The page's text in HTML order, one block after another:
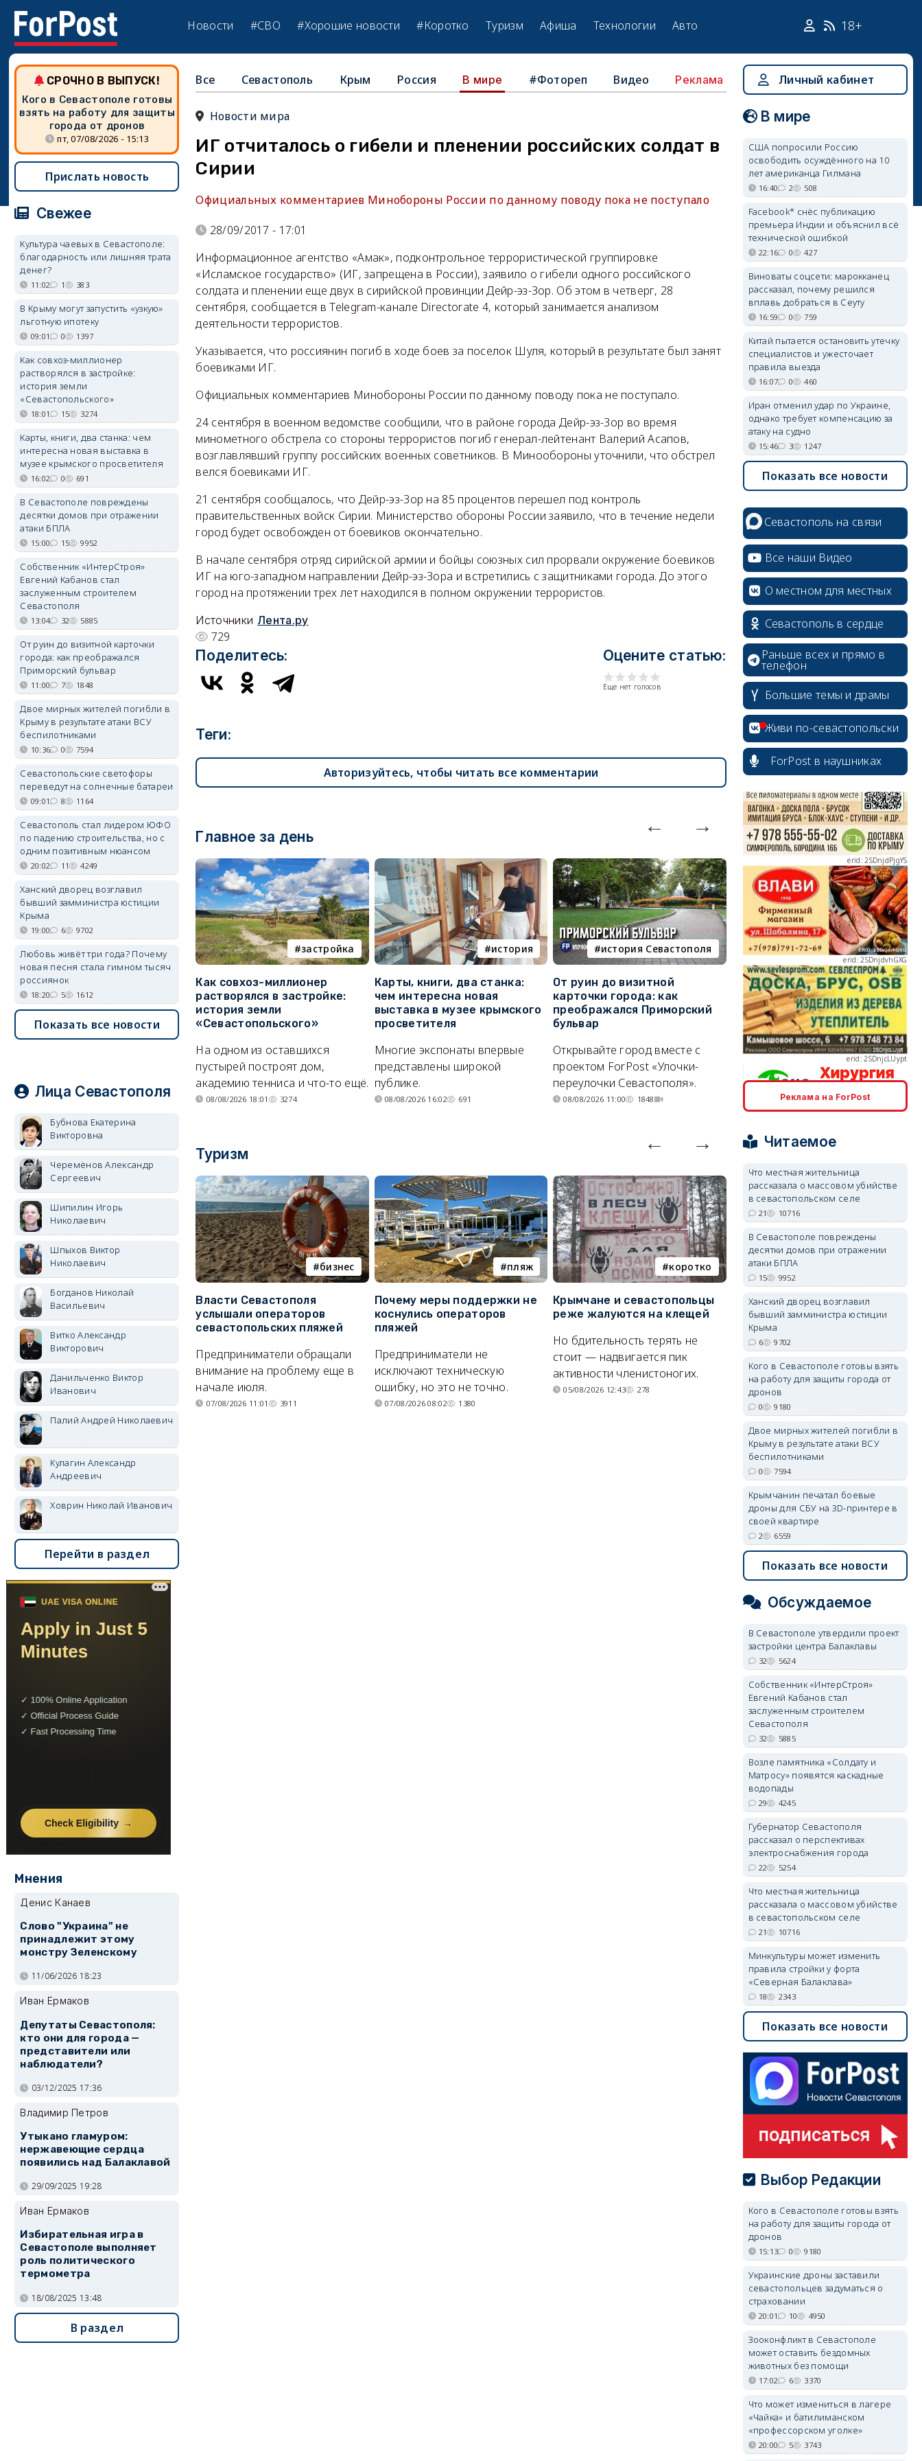
Новости #СВО #Хорошие новости #Коротко Туризм Афиша Технологии Авто 18+
Все Севастополь Крым Россия В мире #Фотореп Видео Реклама
Новости мира
ИГ отчиталось о гибели и пленении российских солдат в
Сирии
Официальных комментариев Минобороны России по данному поводу пока не поступало
28/09/2017 - 17:01
Информационное агентство «Амак», подконтрольное террористической группировке
«Исламское государство» (ИГ, запрещена в России), заявило о гибели одного российского
солдата и пленении еще двух в сирийской провинции Дейр-эз-Зор. Об этом в четверг, 28
сентября, сообщается в Telegram-канале Directorate 4, который занимается анализом
деятельности террористов.
Указывается, что россиянин погиб в ходе боев за поселок Шуля, который в результате был занят
боевиками ИГ.
Официальных комментариев Минобороны России по данному поводу пока не поступало.
24 сентября в военном ведомстве сообщили, что в районе города Дейр-эз-Зор во время
минометного обстрела со стороны террористов погиб генерал-лейтенант Валерий Асапов,
возглавлявший группу российских военных советников. В Минообороны уточнили, что обстрел
велся боевиками ИГ.
21 сентября сообщалось, что Дейр-эз-Зор на 85 процентов перешел под контроль
правительственных войск Сирии. Министерство обороны России заявило, что в течение недели
город будет освобожден от боевиков окончательно.
В начале сентября отряд сирийской армии и бойцы союзных сил прорвали окружение боевиков
ИГ на юго-западном направлении Дейр-эз-Зора и встретились с защитниками города. До этого
город на протяжении трех лет находился в полном окружении террористов.
Источники Лента.ру
729
Поделитесь: Оцените статью:
Еще нет голосов
Теги:
Авторизуйтесь, чтобы читать все комментарии
Главное за день
застройка
Как совхоз-миллионер
растворялся в застройке:
история земли
«Севастопольского»
На одном из оставшихся
пустырей построят дом,
академию тенниса и что-то ещё.
08/08/2026 18:01 3274
история
Карты, книги, два станка:
чем интересна новая
выставка в музее крымского
просветителя
Многие экспонаты впервые
представлены широкой
публике.
08/08/2026 16:02 691
история Севастополя
От руин до визитной
карточки города: как
преображался Приморский
бульвар
Открывайте город вместе с
проектом ForPost «Улочки-
переулочки Севастополя».
08/08/2026 11:00 1848
недвижимость
Севастополь стал лидером
ЮФО по падению
строительства, но с одним
позитивным нюансом
Кризис ударил по регионам
совершенно по-разному.
07/08/2026 20:02 4249
Туризм
бизнес
Власти Севастополя
услышали операторов
севастопольских пляжей
Предприниматели обращали
внимание на проблему еще в
начале июля.
07/08/2026 11:01 3911
пляж
Почему меры поддержки не
коснулись операторов
пляжей
Предприниматели не
исключают техническую
ошибку, но это не точно.
07/08/2026 08:02 1380
коротко
Крымчане и севастопольцы
реже жалуются на клещей
Но бдительность терять не
стоит — надвигается пик
активности членистоногих.
05/08/2026 12:43 278
В Севастополе утвердили
проект застройки центра
Балаклавы
Там появится туристический
квартал с отелями и
парковками.
05/08/2026 08:01
СРОЧНО В ВЫПУСК!
Кого в Севастополе готовы
взять на работу для защиты
города от дронов
пт, 07/08/2026 - 15:13
Прислать новость
Свежее
Культура чаевых в Севастополе:
благодарность или лишняя трата
денег?
11:02 1 383
В Крыму могут запустить «узкую»
льготную ипотеку
09:01 0 1397
Как совхоз-миллионер
растворялся в застройке:
история земли
«Севастопольского»
18:01 15 3274
Карты, книги, два станка: чем
интересна новая выставка в
музее крымского просветителя
16:02 0 691
В Севастополе повреждены
десятки домов при отражении
атаки БПЛА
15:00 15 9952
Собственник «ИнтерСтроя»
Евгений Кабанов стал
заслуженным строителем
Севастополя
13:04 32 5885
От руин до визитной карточки
города: как преображался
Приморский бульвар
11:00 7 1848
Двое мирных жителей погибли в
Крыму в результате атаки ВСУ
беспилотниками
10:36 0 7594
Севастопольские светофоры
переведут на солнечные батареи
09:01 8 1164
Севастополь стал лидером ЮФО
по падению строительства, но с
одним позитивным нюансом
20:02 11 4249
Ханский дворец возглавил
бывший замминистра юстиции
Крыма
19:00 6 9702
Любовь живёт три года? Почему
новая песня стала гимном тысяч
россиянок
18:20 5 1612
Показать все новости
Лица Севастополя
Бубнова Екатерина
Викторовна
Черемёнов Александр
Сергеевич
Шипилин Игорь
Николаевич
Шпыхов Виктор
Николаевич
Богданов Николай
Васильевич
Витко Александр
Викторович
Данильченко Виктор
Иванович
Палий Андрей Николаевич
Кулагин Александр
Андреевич
Ховрин Николай Иванович
Перейти в раздел
Мнения
Денис Канаев
Слово "Украина" не
принадлежит этому
монстру Зеленскому
11/06/2026 18:23
Иван Ермаков
Депутаты Севастополя:
кто они для города —
представители или
наблюдатели?
03/12/2025 17:36
Владимир Петров
Утыкано гламуром:
нержавеющие сердца
появились над Балаклавой
29/09/2025 19:28
Иван Ермаков
Избирательная игра в
Севастополе выполняет
роль политического
термометра
18/08/2025 13:48
В раздел
Личный кабинет
В мире
США попросили Россию
освободить осуждённого на 10
лет американца Гилмана
16:40 2 508
Facebook* снёс публикацию
премьера Индии и объяснил всё
технической ошибкой
22:16 0 427
Виноваты соцсети: марокканец
рассказал, почему решился
вплавь добраться в Сеуту
16:59 0 759
Китай пытается остановить утечку
специалистов и ужесточает
правила выезда
16:07 0 460
Иран отменил удар по Украине,
однако требует компенсацию за
атаку на судно
15:46 3 1247
Показать все новости
Севастополь на связи
Все наши Видео
О местном для местных
Севастополь в сердце
Раньше всех и прямо в
телефон
Большие темы и драмы
Живи по-севастопольски
ForPost в наушниках
erid: 2SDnjcrDNw6
erid: 2SDnjdPjgYS
erid: 2SDnjdvhGXG
erid: 2SDnjcLUypt
erid: 2SDnjcrDNw6
Реклама на ForPost
Читаемое
Что местная жительница
рассказала о массовом убийстве
в севастопольском селе
21 10716
В Севастополе повреждены
десятки домов при отражении
атаки БПЛА
15 9952
Ханский дворец возглавил
бывший замминистра юстиции
Крыма
6 9702
Кого в Севастополе готовы взять
на работу для защиты города от
дронов
0 9180
Двое мирных жителей погибли в
Крыму в результате атаки ВСУ
беспилотниками
0 7594
Крымчанин печатал боевые
дроны для СБУ на 3D-принтере в
своей квартире
2 6559
Показать все новости
Обсуждаемое
В Севастополе утвердили проект
застройки центра Балаклавы
32 5624
Собственник «ИнтерСтроя»
Евгений Кабанов стал
заслуженным строителем
Севастополя
32 5885
Возле памятника «Солдату и
Матросу» появятся каскадные
водопады
29 4245
Губернатор Севастополя
рассказал о перспективах
электроснабжения города
22 5254
Что местная жительница
рассказала о массовом убийстве
в севастопольском селе
21 10716
Минкультуры может изменить
правила стройки у форта
«Северная Балаклава»
18 2343
Показать все новости
Выбор Редакции
Кого в Севастополе готовы взять
на работу для защиты города от
дронов
15:13 0 9180
Украинские дроны заставили
севастопольцев задуматься о
страховании
20:01 10 4950
Зооконфликт в Севастополе
может оставить бездомных
животных без помощи
17:02 6 3370
Что может измениться в лагере
«Чайка» и батилиманском
«профессорском уголке»
20:00 5 3743